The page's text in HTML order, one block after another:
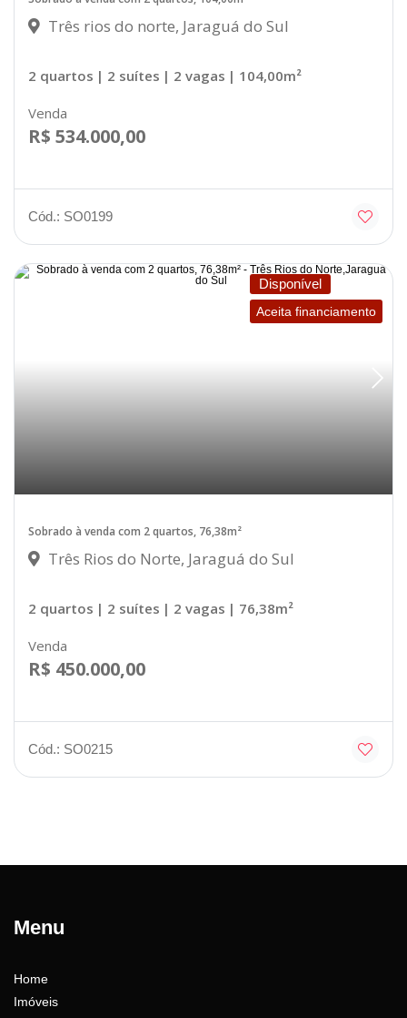
Três rios do norte, Jaraguá do Sul
2 quartos | 2 suítes | 2 vagas | 104,00m²
Venda
R$ 534.000,00
Cód.: SO0199
Disponível
Aceita financiamento
Sobrado à venda com 2 quartos, 76,38m²
Três Rios do Norte, Jaraguá do Sul
2 quartos | 2 suítes | 2 vagas | 76,38m²
Venda
R$ 450.000,00
Cód.: SO0215
Menu
Home
Imóveis